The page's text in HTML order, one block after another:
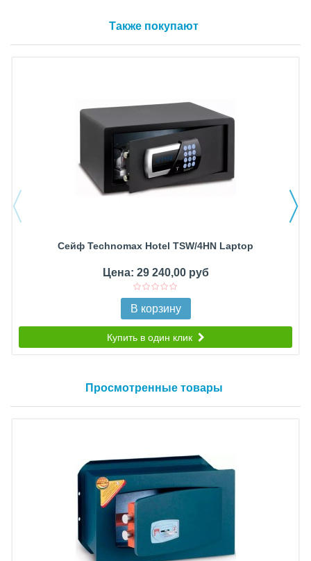
Также покупают
Сейф Technomax Hotel TSW/4HN Laptop
Цена: 29 240,00 руб
В корзину
Купить в один клик
Просмотренные товары